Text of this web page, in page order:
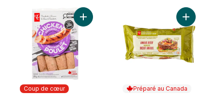
Coup de cœur
Ajouter Saucisses de poulet cuites au
Préparé au Canada
Ajouter